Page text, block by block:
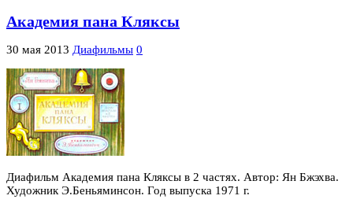
Академия пана Кляксы
30 мая 2013 Диафильмы 0
Диафильм Академия пана Кляксы в 2 частях. Автор: Ян Бжэхва.
Художник Э.Беньяминсон. Год выпуска 1971 г.